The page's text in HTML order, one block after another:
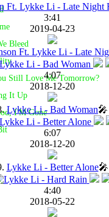
Bleed
Still Love Me Tomorrow?
It Up
I'M Gone
3:41
2019-04-23
Ft. Lykke Li - Late
4:07
2018-12-20
Lykke Li - Bad Woman🎤
6:07
2018-12-20
Lykke Li - Better Alone🎤
4:40
2018-05-22